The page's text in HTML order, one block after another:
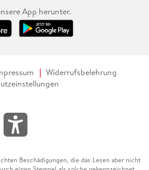
App herunter.
Widerrufsbelehrung
Beschädigungen, die das Lesen aber nicht